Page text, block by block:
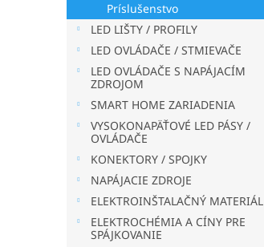
Príslušenstvo
LED LIŠTY / PROFILY
LED OVLÁDAČE / STMIEVAČE
LED OVLÁDAČE S NAPÁJACÍM
ZDROJOM
SMART HOME ZARIADENIA
VYSOKONAPÄŤOVÉ LED PÁSY /
OVLÁDAČE
KONEKTORY / SPOJKY
NAPÁJACIE ZDROJE
ELEKTROINŠTALAČNÝ MATERIÁL
ELEKTROCHÉMIA A CÍNY PRE
SPÁJKOVANIE